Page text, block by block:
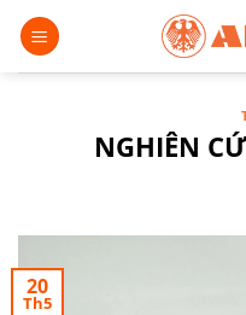
Chuyển
đến
nội
NGHIÊN
20
Th5